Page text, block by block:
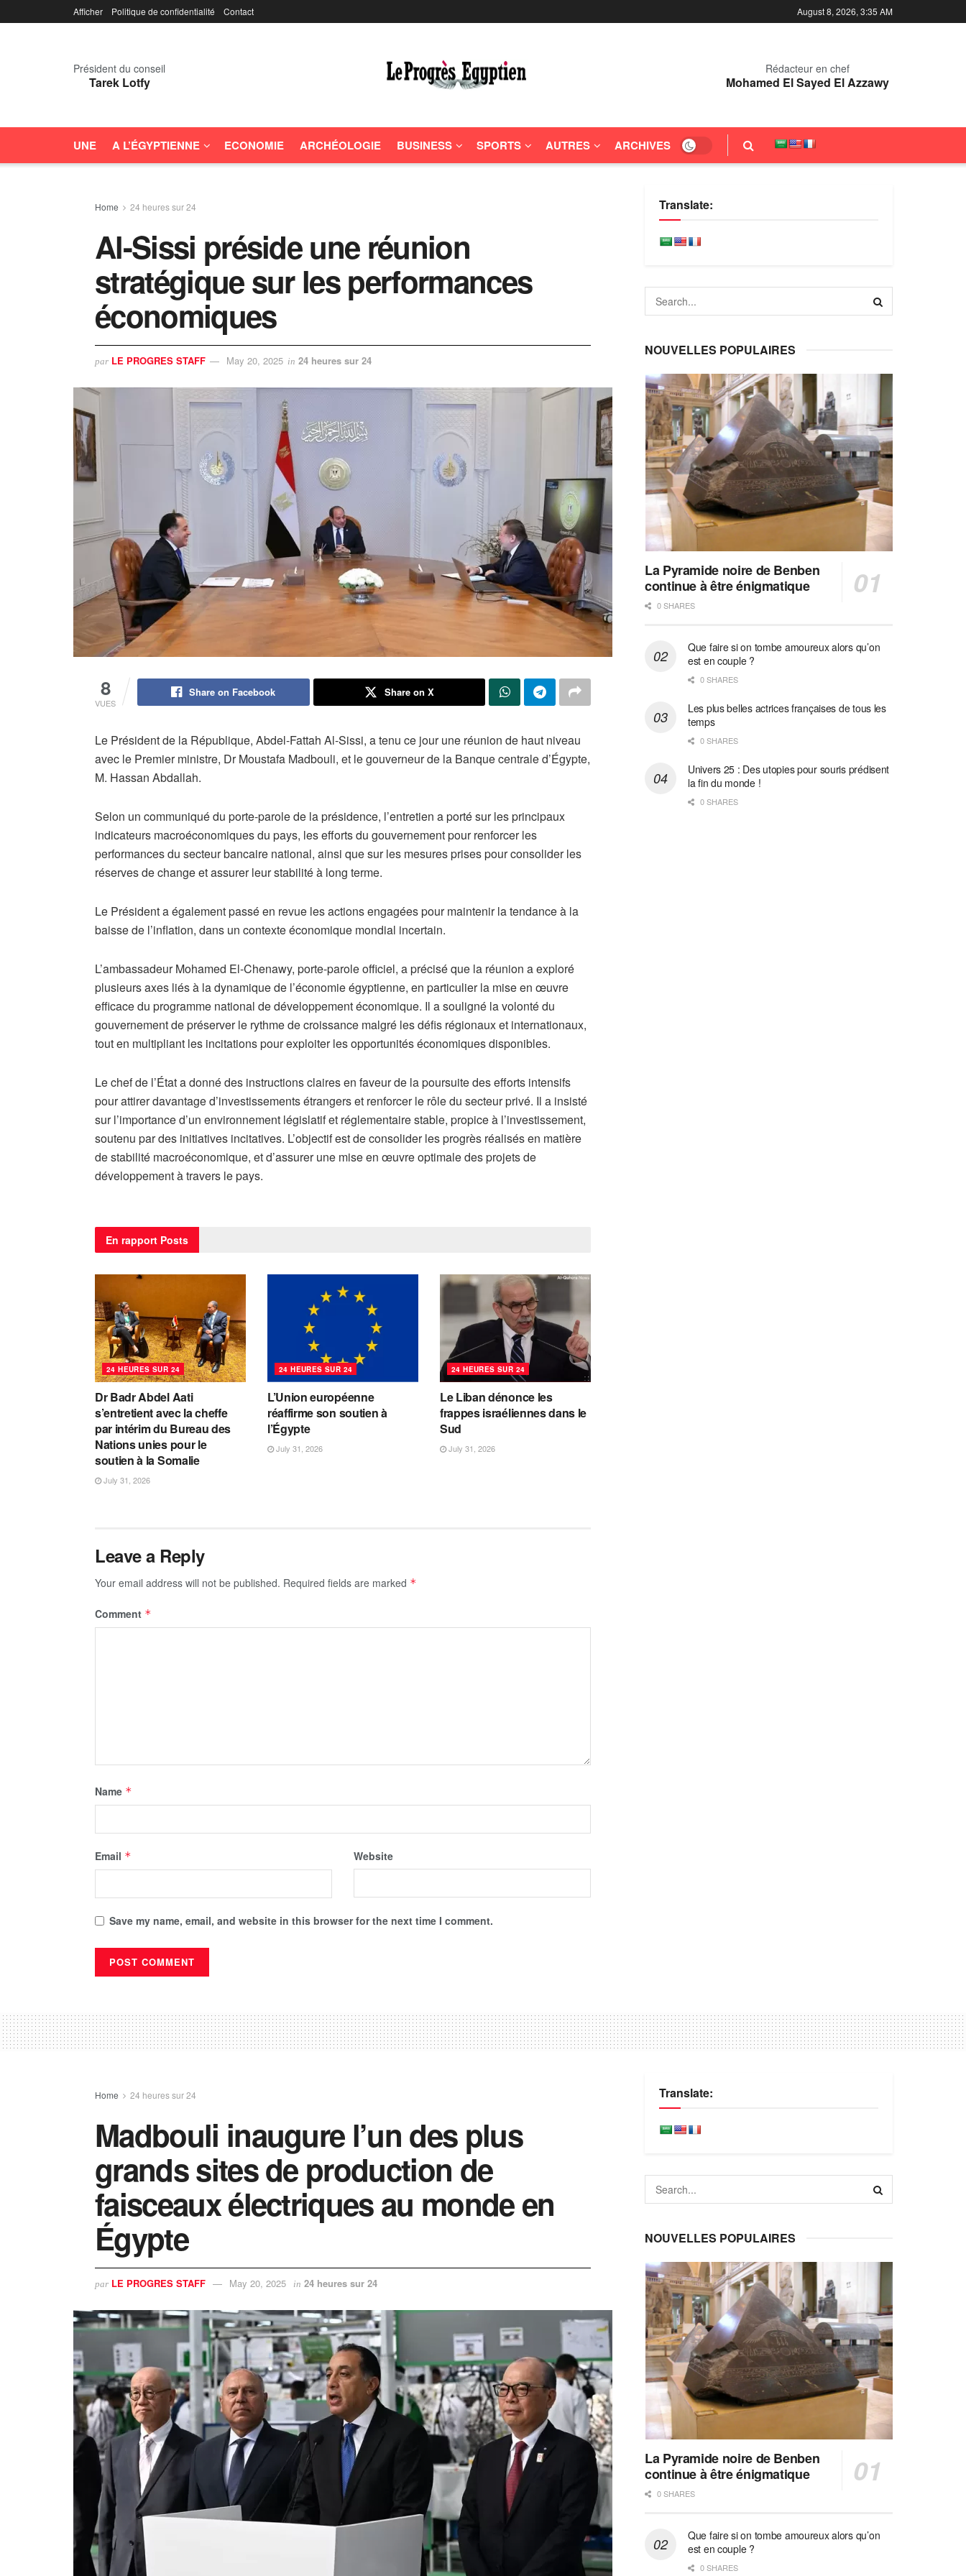
Afficher Politique de confidentialité Contact August 8, 2026, 3:35 AM
Président du conseil
Tarek Lotfy
Rédacteur en chef
Mohamed El Sayed El Azzawy
UNE A L’ÉGYPTIENNE ECONOMIE ARCHÉOLOGIE BUSINESS SPORTS AUTRES ARCHIVES
Home 24 heures sur 24
Al-Sissi préside une réunion
stratégique sur les performances
économiques
par LE PROGRES STAFF May 20, 2025 in 24 heures sur 24
8
VUES
Share on Facebook Share on X
Le Président de la République, Abdel-Fattah Al-Sissi, a tenu ce jour une réunion de haut niveau
avec le Premier ministre, Dr Moustafa Madbouli, et le gouverneur de la Banque centrale d’Égypte,
M. Hassan Abdallah.
Selon un communiqué du porte-parole de la présidence, l’entretien a porté sur les principaux
indicateurs macroéconomiques du pays, les efforts du gouvernement pour renforcer les
performances du secteur bancaire national, ainsi que sur les mesures prises pour consolider les
réserves de change et assurer leur stabilité à long terme.
Le Président a également passé en revue les actions engagées pour maintenir la tendance à la
baisse de l’inflation, dans un contexte économique mondial incertain.
L’ambassadeur Mohamed El-Chenawy, porte-parole officiel, a précisé que la réunion a exploré
plusieurs axes liés à la dynamique de l’économie égyptienne, en particulier la mise en œuvre
efficace du programme national de développement économique. Il a souligné la volonté du
gouvernement de préserver le rythme de croissance malgré les défis régionaux et internationaux,
tout en multipliant les incitations pour exploiter les opportunités économiques disponibles.
Le chef de l’État a donné des instructions claires en faveur de la poursuite des efforts intensifs
pour attirer davantage d’investissements étrangers et renforcer le rôle du secteur privé. Il a insisté
sur l’importance d’un environnement législatif et réglementaire stable, propice à l’investissement,
soutenu par des initiatives incitatives. L’objectif est de consolider les progrès réalisés en matière
de stabilité macroéconomique, et d’assurer une mise en œuvre optimale des projets de
développement à travers le pays.
En rapport Posts
24 HEURES SUR 24
Dr Badr Abdel Aati
s’entretient avec la cheffe
par intérim du Bureau des
Nations unies pour le
soutien à la Somalie
July 31, 2026
24 HEURES SUR 24
L’Union européenne
réaffirme son soutien à
l’Égypte
July 31, 2026
24 HEURES SUR 24
Le Liban dénonce les
frappes israéliennes dans le
Sud
July 31, 2026
Leave a Reply
Your email address will not be published. Required fields are marked *
Comment *
Name *
Email * Website
Save my name, email, and website in this browser for the next time I comment.
Translate:
NOUVELLES POPULAIRES
La Pyramide noire de Benben
continue à être énigmatique
0 SHARES
Que faire si on tombe amoureux alors qu’on
est en couple ?
0 SHARES
Les plus belles actrices françaises de tous les
temps
0 SHARES
Univers 25 : Des utopies pour souris prédisent
la fin du monde !
0 SHARES
Home 24 heures sur 24
Madbouli inaugure l’un des plus
grands sites de production de
faisceaux électriques au monde en
Égypte
par LE PROGRES STAFF May 20, 2025 in 24 heures sur 24
Translate:
NOUVELLES POPULAIRES
La Pyramide noire de Benben
continue à être énigmatique
0 SHARES
Que faire si on tombe amoureux alors qu’on
est en couple ?
0 SHARES